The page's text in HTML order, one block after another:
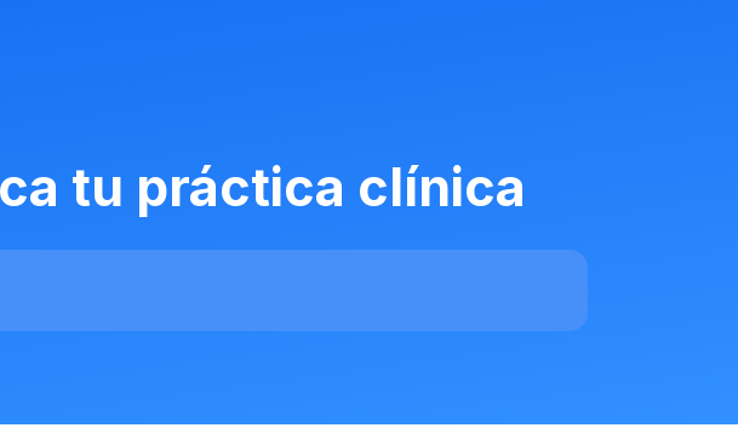
tu práctica clínica